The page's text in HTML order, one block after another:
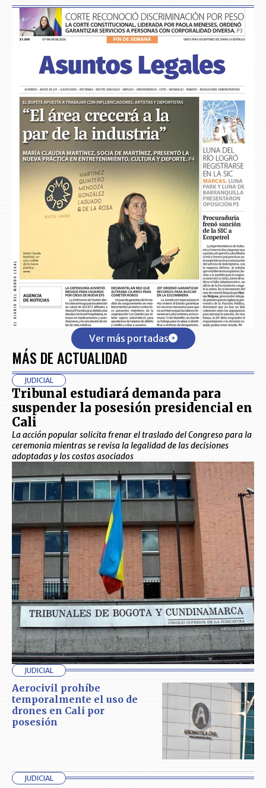
Ver más portadas
MÁS DE ACTUALIDAD
JUDICIAL
Tribunal estudiará demanda para
suspender la posesión presidencial en
Cali
La acción popular solicita frenar el traslado del Congreso para la
ceremonia mientras se revisa la legalidad de las decisiones
adoptadas y los costos asociados
JUDICIAL
Aerocivil prohíbe
temporalmente el uso de
drones en Cali por
posesión
JUDICIAL